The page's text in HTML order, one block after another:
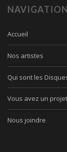
NAVIGATION
Accueil
Nos artistes
Qui sont les
Vous avez un
Nous joindre